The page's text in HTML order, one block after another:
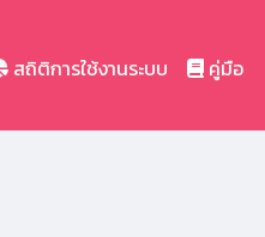
สถิติการใช้งานระบบ คู่มือ